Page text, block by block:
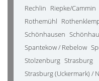
Rechlin Riepke/Cammin
Rothemühl
Schönhausen
Spantekow / Rebelow
Stolzenburg Strasburg
Strasburg (Uckermark) /